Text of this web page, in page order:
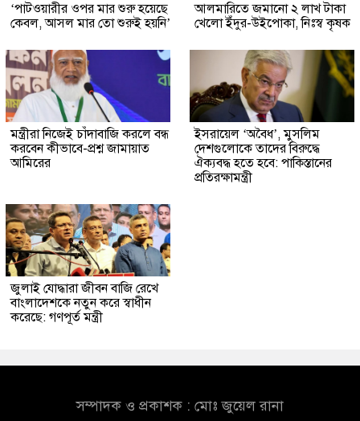
‘পাটওয়ারীর ওপর মার শুরু হয়েছে
কেবল, আসল মার তো শুরুই হয়নি’
আলমারিতে জমানো ২ লাখ টাকা
খেলো ইঁদুর-উইপোকা, নিঃস্ব কৃষক
মন্ত্রীরা নিজেই চাঁদাবাজি করলে বন্ধ
করবেন কীভাবে-প্রশ্ন জামায়াত
আমিরের
ইসরায়েল ‘অবৈধ’, মুসলিম
দেশগুলোকে তাদের বিরুদ্ধে
ঐক্যবদ্ধ হতে হবে: পাকিস্তানের
প্রতিরক্ষামন্ত্রী
জুলাই যোদ্ধারা জীবন বাজি রেখে
বাংলাদেশকে নতুন করে স্বাধীন
করেছে: গণপূর্ত মন্ত্রী
সম্পাদক ও প্রকাশক : মোঃ জুয়েল রানা